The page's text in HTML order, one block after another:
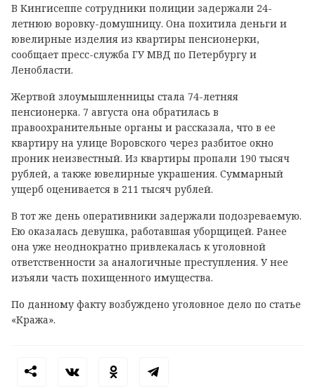
В Кингисеппе сотрудники полиции задержали 24-
летнюю воровку-домушницу. Она похитила деньги и
ювелирные изделия из квартиры пенсионерки,
сообщает пресс-служба ГУ МВД по Петербургу и
Ленобласти.
Жертвой злоумышленницы стала 74-летняя
пенсионерка. 7 августа она обратилась в
правоохранительные органы и рассказала, что в ее
квартиру на улице Воровского через разбитое окно
проник неизвестный. Из квартиры пропали 190 тысяч
рублей, а также ювелирные украшения. Суммарный
ущерб оценивается в 211 тысяч рублей.
В тот же день оперативники задержали подозреваемую.
Ею оказалась девушка, работавшая уборщицей. Ранее
она уже неоднократно привлекалась к уголовной
ответственности за аналогичные преступления. У нее
изъяли часть похищенного имущества.
По данному факту возбуждено уголовное дело по статье
«Кража».